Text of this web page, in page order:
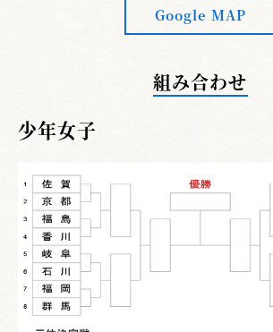
Google MAP
組み合わせ
少年女子